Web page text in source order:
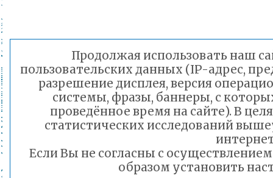
Продолжая использовать наш
пользовательских данных (IP-адрес,
разрешение дисплея, версия
системы, фразы, баннеры, с
проведённое время на сайте). В
статистических исследований
Если Вы не согласны с
образом установить